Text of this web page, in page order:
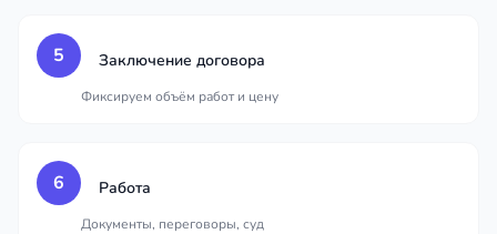
5 Заключение договора
Фиксируем объём работ и цену
6 Работа
Документы, переговоры, суд